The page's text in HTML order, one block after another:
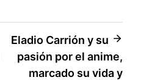
Eladio Carrión y su
pasión por el anime,
marcado su vida y